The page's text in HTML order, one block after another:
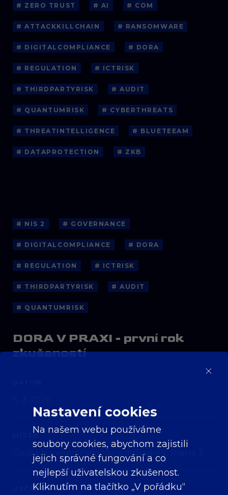
Nastavení cookies
Na našem webu používáme
soubory cookies, abychom zajistili
jejich správné fungování a co
nejlepší uživatelskou zkušenost.
Kliknutím na tlačítko „V pořádku“
# ZERO TRUST # AI # COM
# ATTACKKILLCHAIN # RANSOMWARE
# DIGITALCOMPLIANCE # DORA
# REGULATION # ICTRISK
# THIRDPARTYRISK # AUDIT
# QUANTUMRISK # CYBERTHREATS
# THREATINTELLIGENCE # BLUETEEAM
# DATAPROTECTION # ZKB
# NIS 2 # GOVERNANCE
# DIGITALCOMPLIANCE # DORA
# REGULATION # ICTRISK
# THIRDPARTYRISK # AUDIT
# QUANTUMRISK
DORA V PRAXI - první rok
zkušeností
Česká bankovní asociace Italská 69, Praha 2
URČĚNO PRO